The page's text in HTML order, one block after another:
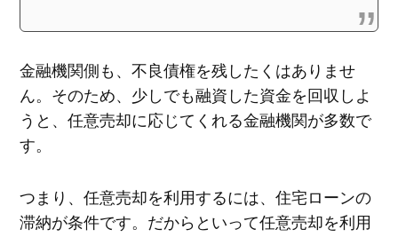
金融機関側も、不良債権を残したくはありませ
ん。そのため、少しでも融資した資金を回収しよ
うと、任意売却に応じてくれる金融機関が多数で
す。
つまり、任意売却を利用するには、住宅ローンの
滞納が条件です。だからといって任意売却を利用